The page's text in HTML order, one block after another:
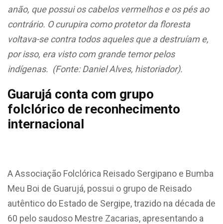
anão, que possui os cabelos vermelhos e os pés ao
contrário. O curupira como protetor da floresta
voltava-se contra todos aqueles que a destruíam e,
por isso, era visto com grande temor pelos
indígenas. (Fonte: Daniel Alves, historiador).
Guarujá conta com grupo
folclórico de reconhecimento
internacional
A Associação Folclórica Reisado Sergipano e Bumba
Meu Boi de Guarujá, possui o grupo de Reisado
autêntico do Estado de Sergipe, trazido na década de
60 pelo saudoso Mestre Zacarias, apresentando a